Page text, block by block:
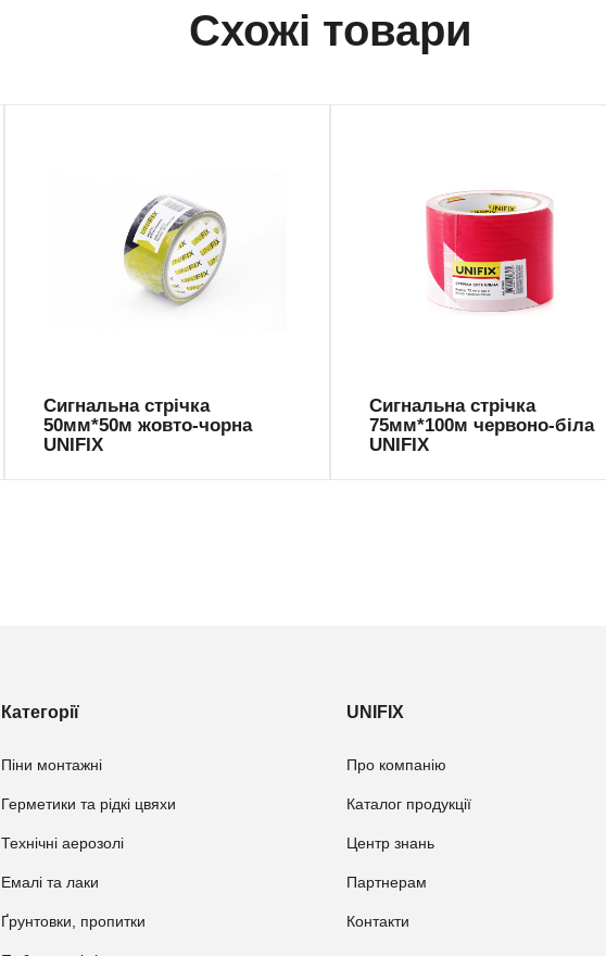
Схожі товари
Сигнальна стрічка
50мм*50м жовто-чорна
UNIFIX
SGL-5050YG
Сигнальна стрічка
75мм*100м червоно-біла
UNIFIX
SGL-75100
Категорії
Піни монтажні
Герметики та рідкі цвяхи
Технічні аерозолі
Емалі та лаки
Ґрунтовки, пропитки
UNIFIX
Про компанію
Каталог продукції
Центр знань
Партнерам
Контакти